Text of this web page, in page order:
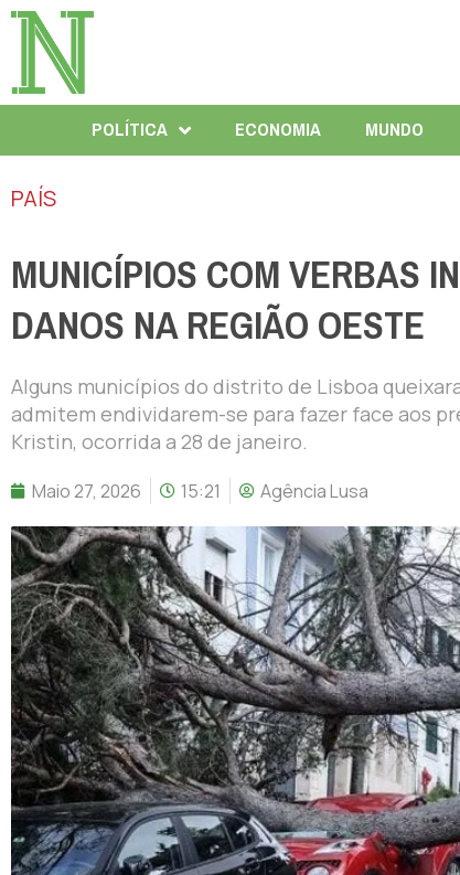
POLÍTICA ECONOMIA MUNDO
PAÍS
MUNICÍPIOS COM VERBAS
DANOS NA REGIÃO OESTE
Alguns municípios do distrito de Lisboa
admitem endividarem-se para fazer face aos
Kristin, ocorrida a 28 de janeiro.
Maio 27, 2026 15:21 Agência Lusa